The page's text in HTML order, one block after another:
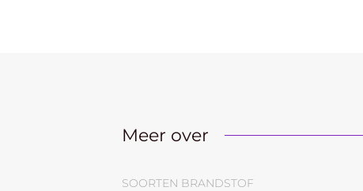
Meer over
SOORTEN BRANDSTOF